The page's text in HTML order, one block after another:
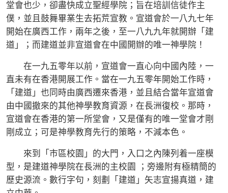
堂會也少，卻盡快成立聖經學院；旨在培訓信徒作主
僕，並且鼓舞畢業生去拓荒宣教。宣道會於一八九七年
開始在廣西工作，兩年之後，至一八九九年就開辦「建
道」；而建道並非宣道會在中國開辦的唯一神學院！
在一九五零年以前，宣道會一直心向中國內陸，一
直未有在香港開展工作。當在一九五零年開始工作時，
「建道」也同時由廣西遷來香港，並且結合當年宣道會
由中國撤來的其他神學教育資源，在長洲復校。那時，
宣道會在香港的第一所堂會，又是僅有的唯一堂會才剛
剛成立；可是神學教育先行的策略，不減本色。
來到「市區校園」的大門，入口之內陳列着一座模
型，是建道神學院在長洲的主校園 ；旁邊附有極精簡的
歷史源流。數行字句，刻劃「建道」矢志宣揚真道，建